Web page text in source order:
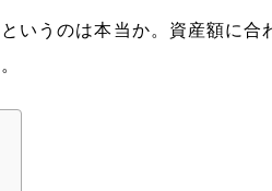
いうのは本当か。資産額に合